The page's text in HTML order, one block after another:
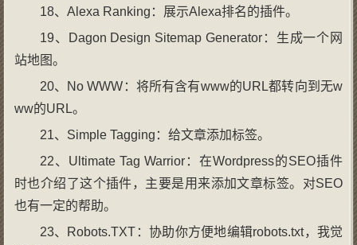
18、Alexa Ranking：展示Alexa排名的插件。
19、Dagon Design Sitemap Generator：生成一个网
站地图。
20、No WWW：将所有含有www的URL都转向到无w
ww的URL。
21、Simple Tagging：给文章添加标签。
22、Ultimate Tag Warrior：在Wordpress的SEO插件
时也介绍了这个插件，主要是用来添加文章标签。对SEO
也有一定的帮助。
23、Robots.TXT：协助你方便地编辑robots.txt，我觉